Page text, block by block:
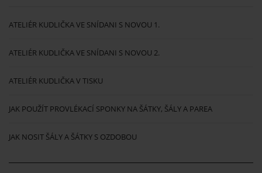
ATELIÉR KUDLIČKA VE SNÍDANI S NOVOU 1.
ATELIÉR KUDLIČKA VE SNÍDANI S NOVOU 2.
ATELIÉR KUDLIČKA V TISKU
JAK POUŽÍT PROVLÉKACÍ SPONKY NA ŠÁTKY, ŠÁLY A PAREA
JAK NOSIT ŠÁLY A ŠÁTKY S OZDOBOU